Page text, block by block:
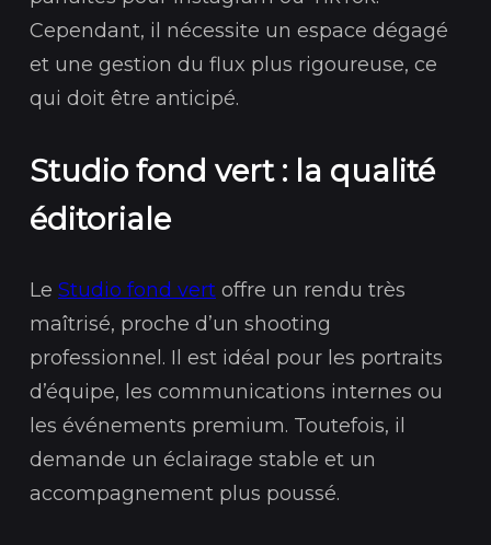
Cependant, il nécessite un espace dégagé
et une gestion du flux plus rigoureuse, ce
qui doit être anticipé.
Studio fond vert : la qualité
éditoriale
Le Studio fond vert offre un rendu très
maîtrisé, proche d’un shooting
professionnel. Il est idéal pour les portraits
d’équipe, les communications internes ou
les événements premium. Toutefois, il
demande un éclairage stable et un
accompagnement plus poussé.